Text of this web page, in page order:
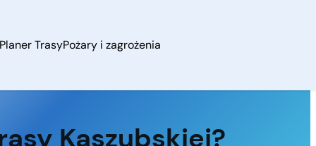
Planer TrasyPożary i zagrożenia
Kaszubskiej?